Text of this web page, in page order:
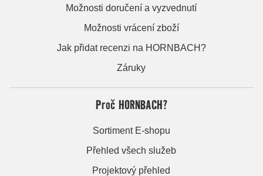
Možnosti doručení a vyzvednutí
Možnosti vrácení zboží
Jak přidat recenzi na HORNBACH?
Záruky
Proč HORNBACH?
Sortiment E-shopu
Přehled všech služeb
Projektový přehled